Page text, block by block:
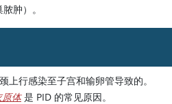
肿）。
上行感染至子宫和输卵管导致的。
体是 PID 的常见原因。